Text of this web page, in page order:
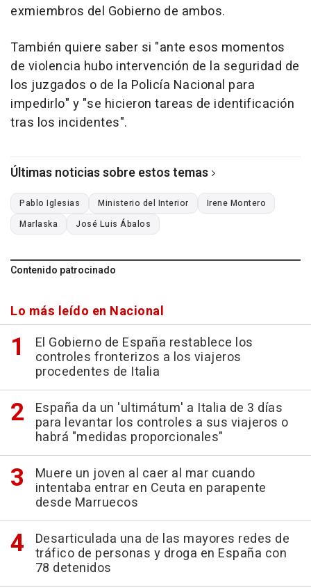
exmiembros del Gobierno de ambos.
También quiere saber si "ante esos momentos
de violencia hubo intervención de la seguridad de
los juzgados o de la Policía Nacional para
impedirlo" y "se hicieron tareas de identificación
tras los incidentes".
Últimas noticias sobre estos temas
Pablo Iglesias Ministerio del Interior
Irene Montero
Marlaska
José Luis Ábalos
Contenido patrocinado
Lo más leído en Nacional
El Gobierno de España restablece los
controles fronterizos a los viajeros
procedentes de Italia
España da un 'ultimátum' a Italia de 3 días
para levantar los controles a sus viajeros o
habrá "medidas proporcionales"
Muere un joven al caer al mar cuando
intentaba entrar en Ceuta en parapente
desde Marruecos
Desarticulada una de las mayores redes de
tráfico de personas y droga en España con
78 detenidos